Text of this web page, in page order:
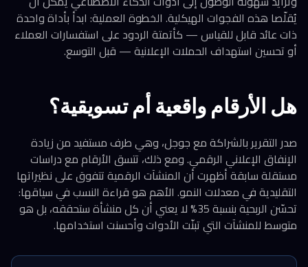
يُقلّصا هذه الفجوات الهيكلية. الخطوة العملية: ابدأ بأداة واحدة
ذات عائد قابل للقياس — كأتمتة الردود على استفسارات العملاء
أو تحسين استهداف الحملات الإعلانية — قبل التوسع.
هل الأرقام واقعية أم تسويقية؟
صدر التقرير بالشراكة مع جوجل، وهي طرف مستفيد من زيادة
الإنفاق الإعلاني الرقمي. ومع ذلك، تتسق الأرقام مع دراسات
مستقلة سابقة أظهرت أن المنشآت الرقمية تتفوق على نظيراتها
التقليدية في معدلات النمو. الأهم هو قراءة النسب في سياقها:
تحسّن الربحية بنسبة 35% لا يعني أن كل منشأة ستحققه، بل هو
متوسط للمنشآت التي تبنّت الأدوات وأحسنت استخدامها.